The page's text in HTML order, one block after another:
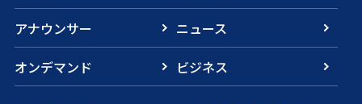
アナウンサー
ニュース
オンデマンド
ビジネス